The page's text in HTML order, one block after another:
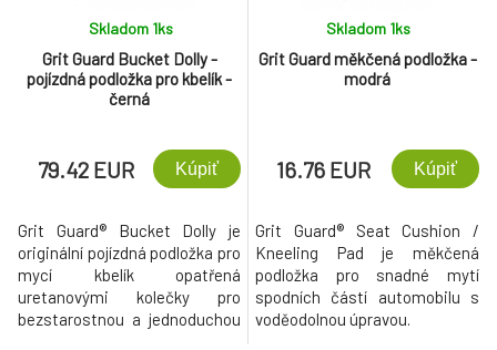
Grit Guard Bucket Dolly -
pojízdná podložka pro kbelík -
černá
Skladom 1ks
79.42 EUR Kúpiť
Grit Guard® Bucket Dolly je
originální pojízdná podložka pro
mycí kbelík opatřená
uretanovými kolečky pro
bezstarostnou a jednoduchou
Grit Guard měkčená podložka -
modrá
Skladom 1ks
16.76 EUR Kúpiť
Grit Guard® Seat Cushion /
Kneeling Pad je měkčená
podložka pro snadné mytí
spodních částí automobilu s
voděodolnou úpravou.